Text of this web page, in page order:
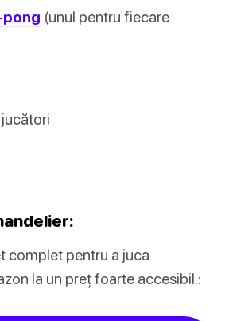
(unul pentru fiecare
complet pentru a juca
la un preț foarte accesibil.: